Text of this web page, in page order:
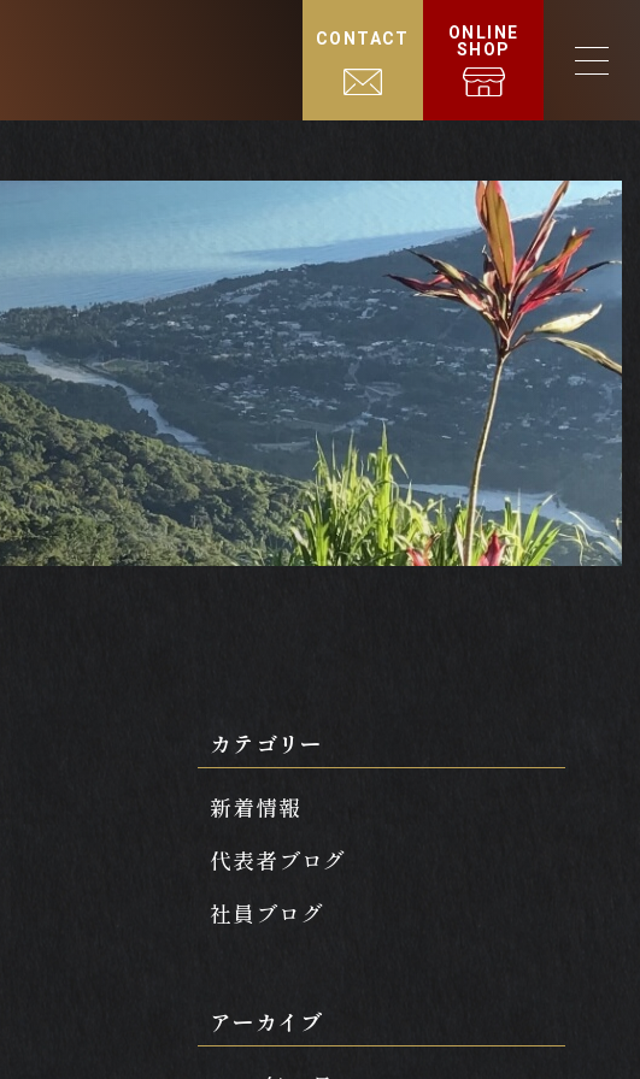
CONTACT ONLINE
SHOP
カテゴリー
新着情報
代表者ブログ
社員ブログ
アーカイブ